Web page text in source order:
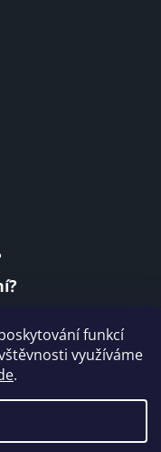
funkcí
využíváme
.
co musí